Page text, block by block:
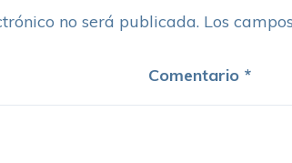
no será publicada. Los
Comentario *